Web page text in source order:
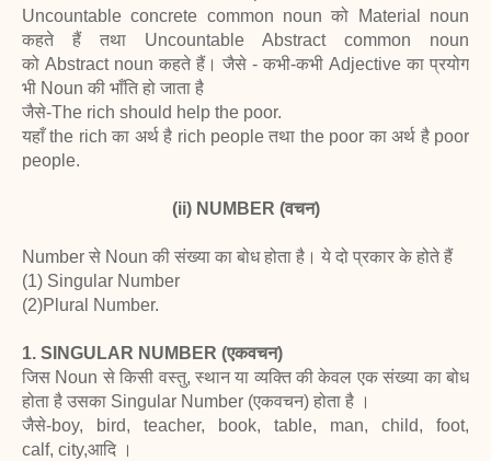
Uncountable concrete common noun को Material noun
कहते हैं तथा Uncountable Abstract common noun
को Abstract noun कहते हैं। जैसे - कभी-कभी Adjective का प्रयोग
भी Noun की भाँति हो जाता है
जैसे-The rich should help the poor.
यहाँ the rich का अर्थ है rich people तथा the poor का अर्थ है poor
people.
(ii) NUMBER (वचन)
Number से Noun की संख्या का बोध होता है। ये दो प्रकार के होते हैं
(1) Singular Number
(2)Plural Number.
1. SINGULAR NUMBER (एकवचन)
जिस Noun से किसी वस्तु, स्थान या व्यक्ति की केवल एक संख्या का बोध
होता है उसका Singular Number (एकवचन) होता है ।
जैसे-boy, bird, teacher, book, table, man, child, foot,
calf, city,आदि ।